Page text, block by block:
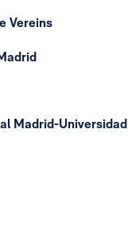
Vereins
Madrid-Universidad